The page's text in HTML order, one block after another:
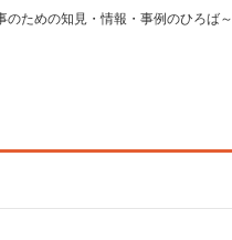
のための知見・情報・事例のひろば～